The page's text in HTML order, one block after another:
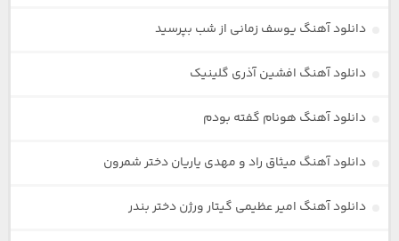
دانلود آهنگ یوسف زمانی از شب بپرسید
دانلود آهنگ افشین آذری گلینیک
دانلود آهنگ هونام گفته بودم
دانلود آهنگ میثاق راد و مهدی یاریان دختر شمرون
دانلود آهنگ امیر عظیمی گیتار ورژن دختر بندر